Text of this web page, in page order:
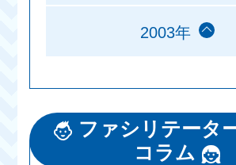
2003年
ファシリテータ
コラム